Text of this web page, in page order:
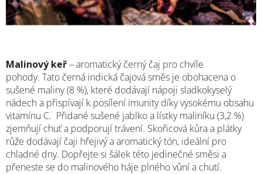
Malinový keř– aromatický černý čaj pro chvíle
pohody. Tato černá indická čajová směs je obohacena o
sušené maliny (8 %), které dodávají nápoji sladkokyselý
nádech a přispívají k posílení imunity díky vysokému obsahu
vitamínu C. Přidané sušené jablko a lístky maliníku (3,2 %)
zjemňují chuť a podporují trávení. Skořicová kůra a plátky
růže dodávají čaji hřejivý a aromatický tón, ideální pro
chladné dny. Dopřejte si šálek této jedinečné směsi a
přeneste se do malinového háje plného vůní a chutí.